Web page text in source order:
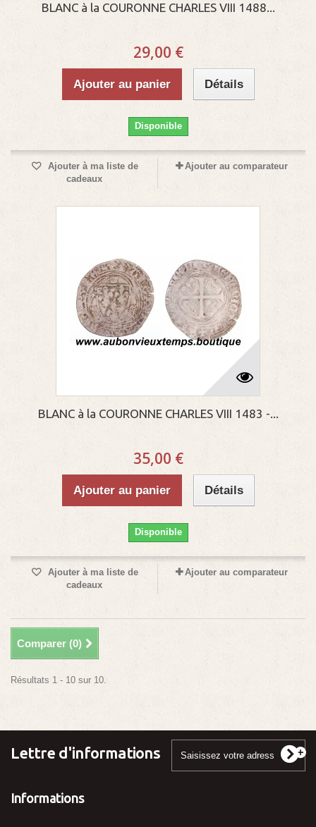
BLANC à la COURONNE CHARLES VIII 1488...
29,00 €
Ajouter au panier Détails
Disponible
Ajouter à ma liste de
cadeaux
Ajouter au comparateur
BLANC à la COURONNE CHARLES VIII 1483 -...
35,00 €
Ajouter au panier Détails
Disponible
Ajouter à ma liste de
cadeaux
Ajouter au comparateur
Comparer (0)
Résultats 1 - 10 sur 10.
Lettre d'informations
Informations